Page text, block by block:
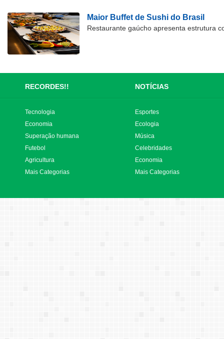
Maior Buffet de Sushi do Brasil
Restaurante gaúcho apresenta estrutura
RECORDES!! NOTÍCIAS
Tecnologia
Economia
Superação humana
Futebol
Agricultura
Mais Categorias
Esportes
Ecologia
Música
Celebridades
Economia
Mais Categorias